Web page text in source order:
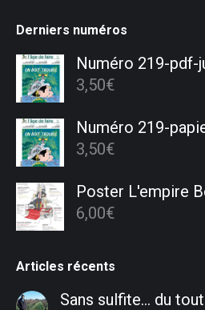
Derniers numéros
Numéro 219-pdf-
3,50€
Numéro 219-
3,50€
Poster L'empire
6,00€
Articles récents
Sans sulfite… du tout